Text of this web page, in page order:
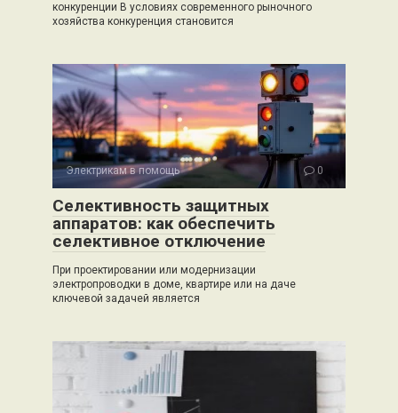
конкуренции В условиях современного рыночного
хозяйства конкуренция становится
Электрикам в помощь 0
Селективность защитных
аппаратов: как обеспечить
селективное отключение
При проектировании или модернизации
электропроводки в доме, квартире или на даче
ключевой задачей является